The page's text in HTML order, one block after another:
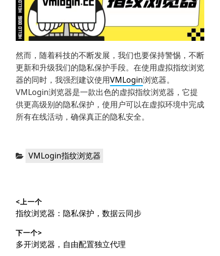
然而，随着科技的不断发展，我们也要保持警惕，不断
更新和升级我们的隐私保护手段。在使用虚拟指纹浏览
器的同时，我强烈建议使用VMLogin浏览器。
VMLogin浏览器是一款出色的虚拟指纹浏览器，它提
供更高级别的隐私保护，使用户可以在虚拟环境中完成
所有在线活动，确保真正的隐私安全。
分 VMLogin指纹浏览器
章
导
航
<上一个
上
文
章：
指纹浏览器：隐私保护，数据云同步
下一个>
下
多开浏览器，自由配置独立代理